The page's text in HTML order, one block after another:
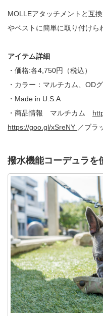
MOLLEアタッチメントと互
やベストに簡単に取り付けら
アイテム詳細
・価格:各4,750円（税込）
・カラー：マルチカム、OD
・Made in U.S.A
・商品情報 マルチカム
https://goo.gl/xSreNY ／ブラ
撥水機能コーデュラを